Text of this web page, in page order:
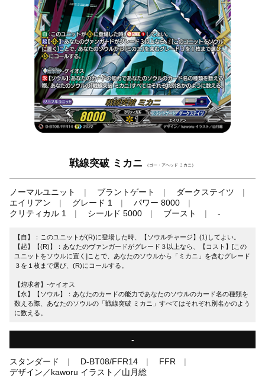
戦線突破 ミカニ （ゴー・アヘッド ミカニ）
ノーマルユニット ブラントゲート
ダークステイツ
エイリアン
グレード 1
パワー 8000
クリティカル 1
シールド 5000 ブースト -
【自】：このユニットが(R)に登場した時、【ソウルチャージ】(1)してよい。
【起】【(R)】：あなたのヴァンガードがグレード３以上なら、【コスト】[この
ユニットをソウルに置く]ことで、あなたのソウルから「ミカニ」を含むグレード
３を１枚まで選び、(R)にコールする。
【煌求者】-ケイオス
【永】【ソウル】：あなたのカードの能力であなたのソウルのカード名の種類を
数える際、あなたのソウルの「戦線突破 ミカニ」すべてはそれぞれ別名かのよう
に数える。
-
スタンダード D-BT08/FFR14
FFR
デザイン／kaworu イラスト／山月総